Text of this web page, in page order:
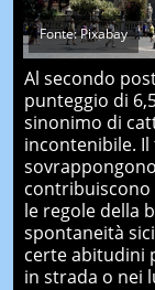
Fonte: Pixabay
Al secondo
punteggio di
sinonimo di
incontenibile.
contribuiscono
le regole della
spontaneità
certe abitudini
in strada o nei